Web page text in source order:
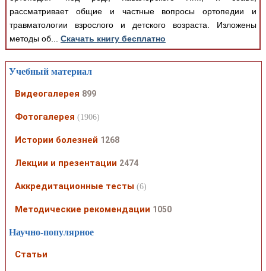
рассматривает общие и частные вопросы ортопедии и
травматологии взрослого и детского возраста. Изложены
методы об... Скачать книгу бесплатно
Учебный материал
Видеогалерея 899
Фотогалерея (1906)
Истории болезней 1268
Лекции и презентации 2474
Аккредитационные тесты (6)
Методические рекомендации 1050
Научно-популярное
Статьи